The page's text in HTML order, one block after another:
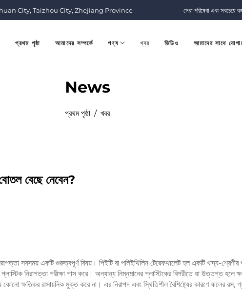
City, Taizhou City, Zhejiang Province সেরা পরিষেবা এবং সবচেয়ে
প্রথম পৃষ্ঠা আমাদের সম্পর্কে পণ্য খবর ভিডিও আমাদের সাথে
প্রথম পৃষ্ঠা / খবর
News
বেছে নেবেন?
সবসময় একটি গুরুত্বপূর্ণ বিষয়। পিইটি বা পলিইথিলিন টেরেফথালেট হল একটি খাদ্য-শ্রেণীর
নিরাপত্তা পরীক্ষা পাস করে। অন্যান্য নিম্নমানের প্লাস্টিকের বিপরীতে যা উত্তপ্ত হলে
কোনো ক্ষতিকর রাসায়নিক মুক্ত করে না। এর নিরাপদ এবং স্থিতিশীল বৈশিষ্ট্যের কারণে ফলের রস,